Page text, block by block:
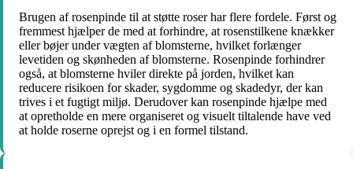
Brugen af rosenpinde til at støtte roser har flere fordele. Først og
fremmest hjælper de med at forhindre, at rosenstilkene knækker
eller bøjer under vægten af ​​blomsterne, hvilket forlænger
levetiden og skønheden af ​​blomsterne. Rosenpinde forhindrer
også, at blomsterne hviler direkte på jorden, hvilket kan
reducere risikoen for skader, sygdomme og skadedyr, der kan
trives i et fugtigt miljø. Derudover kan rosenpinde hjælpe med
at opretholde en mere organiseret og visuelt tiltalende have ved
at holde roserne oprejst og i en formel tilstand.